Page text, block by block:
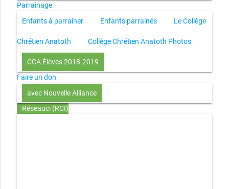
Parrainage
Enfants à parrainer
Enfants parrainés Le Collège
Chrétien Anatoth Collège Chrétien Anatoth Photos
CCA Élèves 2018-2019
Faire un don
avec Nouvelle Alliance
Réseauci (RCI)